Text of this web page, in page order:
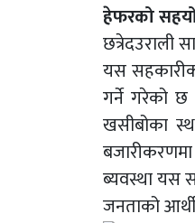
हेफरको
छत्रेदउराली
यस
गर्ने गरेको
खसीबोका
ब्यवस्था यस
जनताको